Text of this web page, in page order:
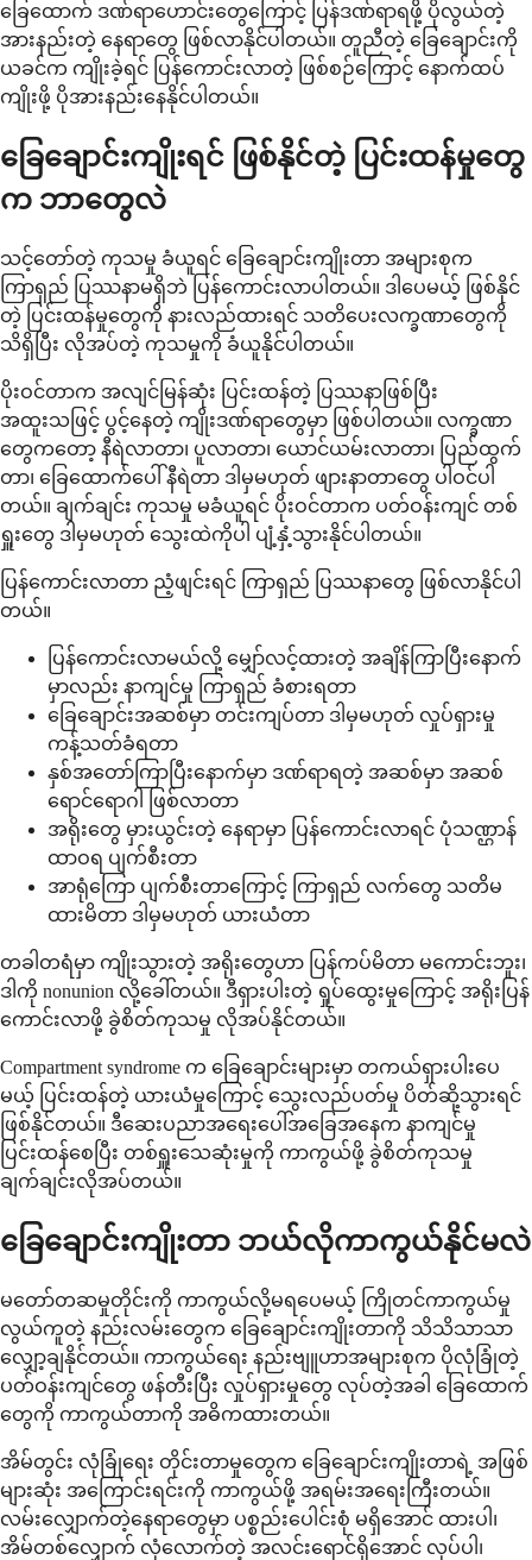
ခြေထောက် ဒဏ်ရာဟောင်းတွေကြောင့် ပြန်ဒဏ်ရာရဖို့ ပိုလွယ်တဲ့
အားနည်းတဲ့ နေရာတွေ ဖြစ်လာနိုင်ပါတယ်။ တူညီတဲ့ ခြေချောင်းကို
ယခင်က ကျိုးခဲ့ရင် ပြန်ကောင်းလာတဲ့ ဖြစ်စဉ်ကြောင့် နောက်ထပ်
ကျိုးဖို့ ပိုအားနည်းနေနိုင်ပါတယ်။
ခြေချောင်းကျိုးရင် ဖြစ်နိုင်တဲ့ ပြင်းထန်မှုတွေ
က ဘာတွေလဲ
သင့်တော်တဲ့ ကုသမှု ခံယူရင် ခြေချောင်းကျိုးတာ အများစုက
ကြာရှည် ပြဿနာမရှိဘဲ ပြန်ကောင်းလာပါတယ်။ ဒါပေမယ့် ဖြစ်နိုင်
တဲ့ ပြင်းထန်မှုတွေကို နားလည်ထားရင် သတိပေးလက္ခဏာတွေကို
သိရှိပြီး လိုအပ်တဲ့ ကုသမှုကို ခံယူနိုင်ပါတယ်။
ပိုးဝင်တာက အလျင်မြန်ဆုံး ပြင်းထန်တဲ့ ပြဿနာဖြစ်ပြီး
အထူးသဖြင့် ပွင့်နေတဲ့ ကျိုးဒဏ်ရာတွေမှာ ဖြစ်ပါတယ်။ လက္ခဏာ
တွေကတော့ နီရဲလာတာ၊ ပူလာတာ၊ ယောင်ယမ်းလာတာ၊ ပြည်ထွက်
တာ၊ ခြေထောက်ပေါ် နီရဲတာ ဒါမှမဟုတ် ဖျားနာတာတွေ ပါဝင်ပါ
တယ်။ ချက်ချင်း ကုသမှု မခံယူရင် ပိုးဝင်တာက ပတ်ဝန်းကျင် တစ်
ရှူးတွေ ဒါမှမဟုတ် သွေးထဲကိုပါ ပျံ့နှံ့သွားနိုင်ပါတယ်။
ပြန်ကောင်းလာတာ ညံ့ဖျင်းရင် ကြာရှည် ပြဿနာတွေ ဖြစ်လာနိုင်ပါ
တယ်။
ပြန်ကောင်းလာမယ်လို့ မျှော်လင့်ထားတဲ့ အချိန်ကြာပြီးနောက်
မှာလည်း နာကျင်မှု ကြာရှည် ခံစားရတာ
ခြေချောင်းအဆစ်မှာ တင်းကျပ်တာ ဒါမှမဟုတ် လှုပ်ရှားမှု
ကန့်သတ်ခံရတာ
နှစ်အတော်ကြာပြီးနောက်မှာ ဒဏ်ရာရတဲ့ အဆစ်မှာ အဆစ်
ရောင်ရောဂါ ဖြစ်လာတာ
အရိုးတွေ မှားယွင်းတဲ့ နေရာမှာ ပြန်ကောင်းလာရင် ပုံသဏ္ဌာန်
ထာဝရ ပျက်စီးတာ
အာရုံကြော ပျက်စီးတာကြောင့် ကြာရှည် လက်တွေ သတိမ
ထားမိတာ ဒါမှမဟုတ် ယားယံတာ
တခါတရံမှာ ကျိုးသွားတဲ့ အရိုးတွေဟာ ပြန်ကပ်မိတာ မကောင်းဘူး၊
ဒါကို nonunion လို့ခေါ်တယ်။ ဒီရှားပါးတဲ့ ရှုပ်ထွေးမှုကြောင့် အရိုးပြန်
ကောင်းလာဖို့ ခွဲစိတ်ကုသမှု လိုအပ်နိုင်တယ်။
Compartment syndrome က ခြေချောင်းများမှာ တကယ်ရှားပါးပေ
မယ့် ပြင်းထန်တဲ့ ယားယံမှုကြောင့် သွေးလည်ပတ်မှု ပိတ်ဆို့သွားရင်
ဖြစ်နိုင်တယ်။ ဒီဆေးပညာအရေးပေါ်အခြေအနေက နာကျင်မှု
ပြင်းထန်စေပြီး တစ်ရှူးသေဆုံးမှုကို ကာကွယ်ဖို့ ခွဲစိတ်ကုသမှု
ချက်ချင်းလိုအပ်တယ်။
ခြေချောင်းကျိုးတာ ဘယ်လိုကာကွယ်နိုင်မလဲ
မတော်တဆမှုတိုင်းကို ကာကွယ်လို့မရပေမယ့် ကြိုတင်ကာကွယ်မှု
လွယ်ကူတဲ့ နည်းလမ်းတွေက ခြေချောင်းကျိုးတာကို သိသိသာသာ
လျှော့ချနိုင်တယ်။ ကာကွယ်ရေး နည်းဗျူဟာအများစုက ပိုလုံခြုံတဲ့
ပတ်ဝန်းကျင်တွေ ဖန်တီးပြီး လှုပ်ရှားမှုတွေ လုပ်တဲ့အခါ ခြေထောက်
တွေကို ကာကွယ်တာကို အဓိကထားတယ်။
အိမ်တွင်း လုံခြုံရေး တိုင်းတာမှုတွေက ခြေချောင်းကျိုးတာရဲ့ အဖြစ်
များဆုံး အကြောင်းရင်းကို ကာကွယ်ဖို့ အရမ်းအရေးကြီးတယ်။
လမ်းလျှောက်တဲ့နေရာတွေမှာ ပစ္စည်းပေါင်းစုံ မရှိအောင် ထားပါ၊
အိမ်တစ်လျှောက် လုံလောက်တဲ့ အလင်းရောင်ရှိအောင် လုပ်ပါ၊